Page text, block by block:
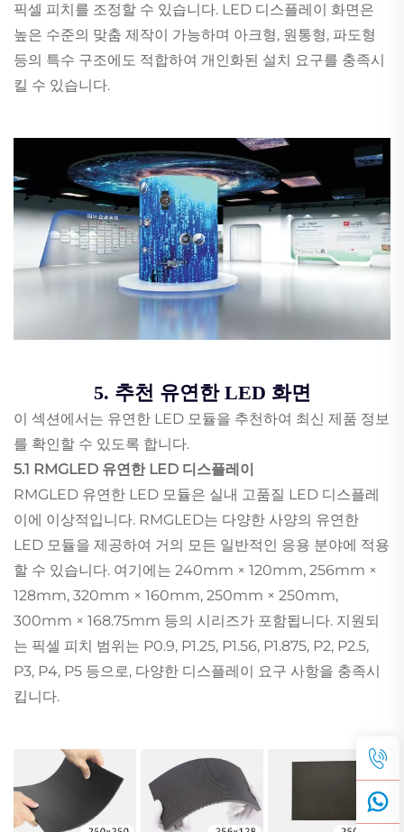
픽셀 피치를 조정할 수 있습니다. LED 디스플레이 화면은
높은 수준의 맞춤 제작이 가능하며 아크형, 원통형, 파도형
등의 특수 구조에도 적합하여 개인화된 설치 요구를 충족시
킬 수 있습니다.
5. 추천 유연한 LED 화면
이 섹션에서는 유연한 LED 모듈을 추천하여 최신 제품 정보
를 확인할 수 있도록 합니다.
5.1 RMGLED 유연한 LED 디스플레이
RMGLED 유연한 LED 모듈은 실내 고품질 LED 디스플레
이에 이상적입니다. RMGLED는 다양한 사양의 유연한
LED 모듈을 제공하여 거의 모든 일반적인 응용 분야에 적용
할 수 있습니다. 여기에는 240mm × 120mm, 256mm ×
128mm, 320mm × 160mm, 250mm × 250mm,
300mm × 168.75mm 등의 시리즈가 포함됩니다. 지원되
는 픽셀 피치 범위는 P0.9, P1.25, P1.56, P1.875, P2, P2.5,
P3, P4, P5 등으로, 다양한 디스플레이 요구 사항을 충족시
킵니다.